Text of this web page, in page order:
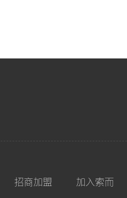
招商加盟 加入索而